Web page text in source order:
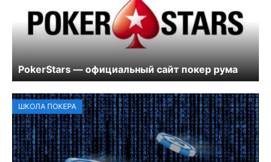
PokerStars — официальный сайт покер рума
ШКОЛА ПОКЕРА